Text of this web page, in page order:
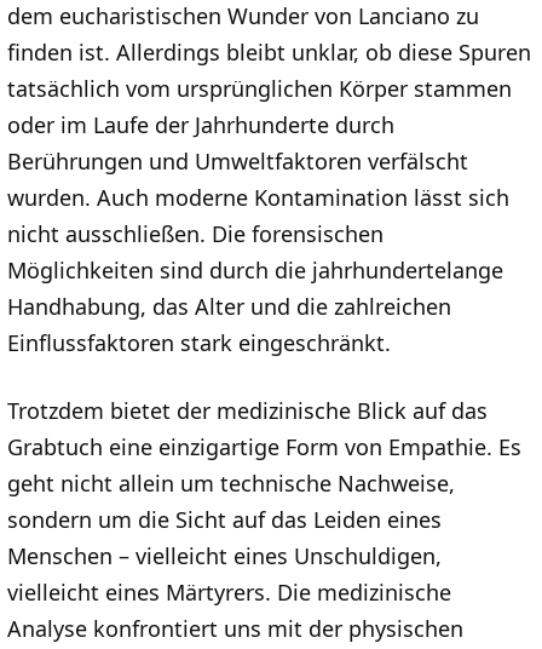
dem eucharistischen Wunder von Lanciano zu
finden ist. Allerdings bleibt unklar, ob diese Spuren
tatsächlich vom ursprünglichen Körper stammen
oder im Laufe der Jahrhunderte durch
Berührungen und Umweltfaktoren verfälscht
wurden. Auch moderne Kontamination lässt sich
nicht ausschließen. Die forensischen
Möglichkeiten sind durch die jahrhundertelange
Handhabung, das Alter und die zahlreichen
Einflussfaktoren stark eingeschränkt.
Trotzdem bietet der medizinische Blick auf das
Grabtuch eine einzigartige Form von Empathie. Es
geht nicht allein um technische Nachweise,
sondern um die Sicht auf das Leiden eines
Menschen – vielleicht eines Unschuldigen,
vielleicht eines Märtyrers. Die medizinische
Analyse konfrontiert uns mit der physischen